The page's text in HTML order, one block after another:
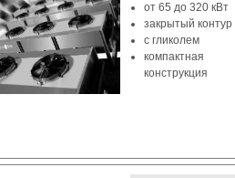
от 65 до 320 кВт
закрытый контур
с гликолем
компактная
конструкция